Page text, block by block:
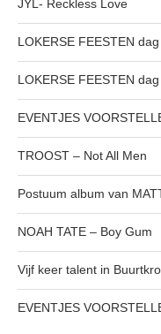
JYL- Reckless Love
LOKERSE FEESTEN
LOKERSE FEESTEN
EVENTJES
TROOST – Not All Men
Postuum album van
NOAH TATE – Boy Gum
Vijf keer talent in
EVENTJES